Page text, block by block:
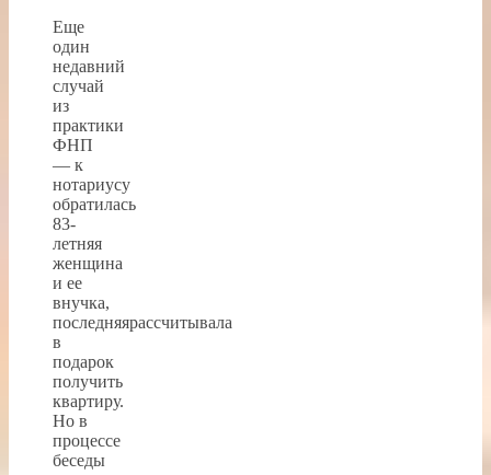
Еще
один
недавний
случай
из
практики
ФНП
— к
нотариусу
обратилась
83-
летняя
женщина
и ее
внучка,
последняярассчитывала
в
подарок
получить
квартиру.
Но в
процессе
беседы